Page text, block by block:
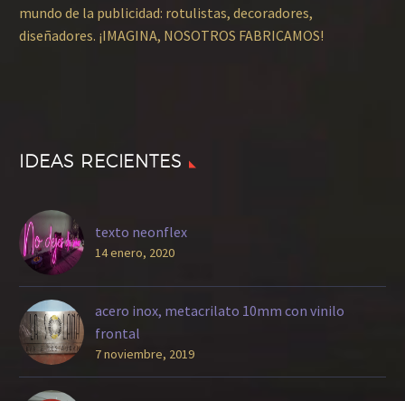
mundo de la publicidad: rotulistas, decoradores,
diseñadores. ¡IMAGINA, NOSOTROS FABRICAMOS!
IDEAS RECIENTES
texto neonflex
14 enero, 2020
acero inox, metacrilato 10mm con vinilo
frontal
7 noviembre, 2019